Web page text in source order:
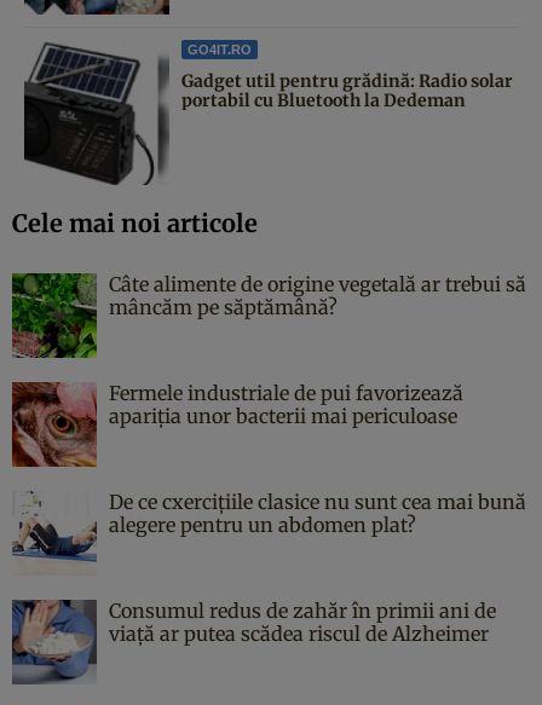
GO4IT.RO
Gadget util pentru grădină: Radio solar
portabil cu Bluetooth la Dedeman
Cele mai noi articole
Câte alimente de origine vegetală ar trebui să
mâncăm pe săptămână?
Fermele industriale de pui favorizează
apariția unor bacterii mai periculoase
De ce cxercițiile clasice nu sunt cea mai bună
alegere pentru un abdomen plat?
Consumul redus de zahăr în primii ani de
viață ar putea scădea riscul de Alzheimer